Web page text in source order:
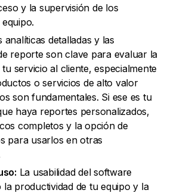
y la supervisión de los
analíticas detalladas y las
reporte son clave para evaluar la
servicio al cliente, especialmente
o servicios de alto valor
son fundamentales. Si ese es tu
haya reportes personalizados,
completos y la opción de
para usarlos en otras
La usabilidad del software
productividad de tu equipo y la